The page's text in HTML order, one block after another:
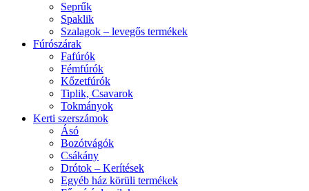
Seprűk
Spaklik
Szalagok – levegős termékek
Fúrószárak
Fafúrók
Fémfúrók
Kőzetfúrók
Tiplik, Csavarok
Tokmányok
Kerti szerszámok
Ásó
Bozótvágók
Csákány
Drótok – Kerítések
Egyéb ház körüli termékek